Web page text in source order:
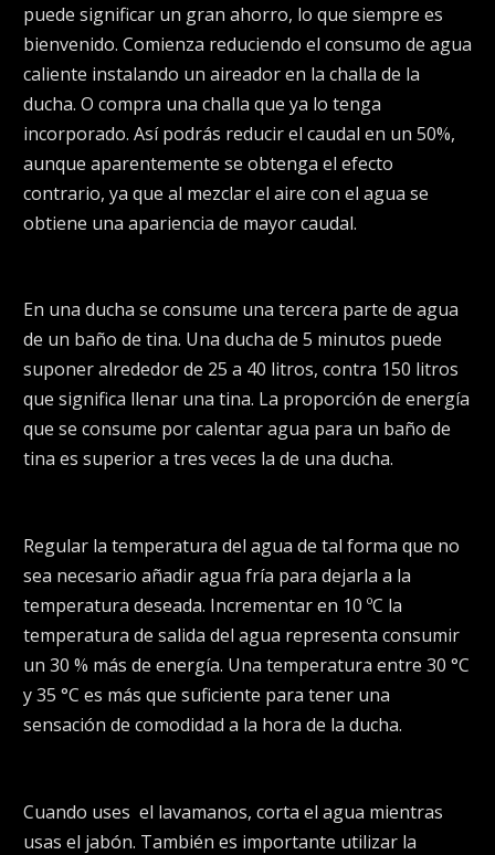
puede significar un gran ahorro, lo que siempre es
bienvenido. Comienza reduciendo el consumo de agua
caliente instalando un aireador en la challa de la
ducha. O compra una challa que ya lo tenga
incorporado. Así podrás reducir el caudal en un 50%,
aunque aparentemente se obtenga el efecto
contrario, ya que al mezclar el aire con el agua se
obtiene una apariencia de mayor caudal.
En una ducha se consume una tercera parte de agua
de un baño de tina. Una ducha de 5 minutos puede
suponer alrededor de 25 a 40 litros, contra 150 litros
que significa llenar una tina. La proporción de energía
que se consume por calentar agua para un baño de
tina es superior a tres veces la de una ducha.
Regular la temperatura del agua de tal forma que no
sea necesario añadir agua fría para dejarla a la
temperatura deseada. Incrementar en 10 ºC la
temperatura de salida del agua representa consumir
un 30 % más de energía. Una temperatura entre 30 °C
y 35 °C es más que suficiente para tener una
sensación de comodidad a la hora de la ducha.
Cuando uses el lavamanos, corta el agua mientras
usas el jabón. También es importante utilizar la